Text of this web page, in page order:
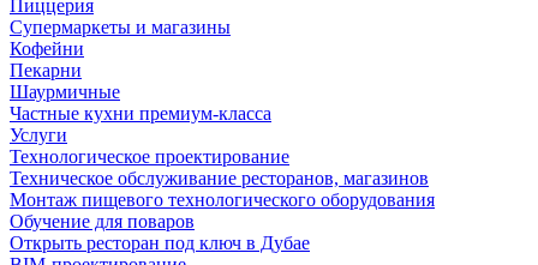
Пиццерия
Супермаркеты и магазины
Кофейни
Пекарни
Шаурмичные
Частные кухни премиум-класса
Услуги
Технологическое проектирование
Техническое обслуживание ресторанов, магазинов
Монтаж пищевого технологического оборудования
Обучение для поваров
Открыть ресторан под ключ в Дубае